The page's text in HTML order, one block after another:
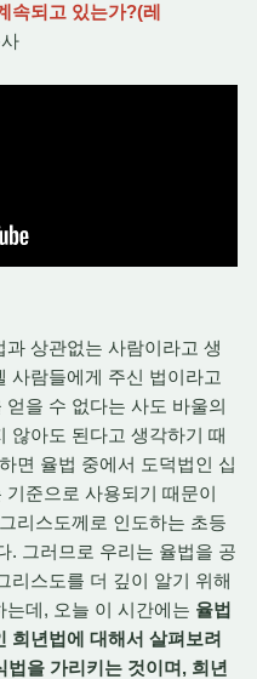
속되고 있는가?(레
상관없는 사람이라고 생
사람들에게 주신 법이라고
을 수 없다는 사도 바울의
않아도 된다고 생각하기 때
면 율법 중에서 도덕법인 십
준으로 사용되기 때문이
리스도께로 인도하는 초등
. 그러므로 우리는 율법을 공
리스도를 더 깊이 알기 위해
데, 오늘 이 시간에는 율법
희년법에 대해서 살펴보려
을 가리키는 것이며, 희년